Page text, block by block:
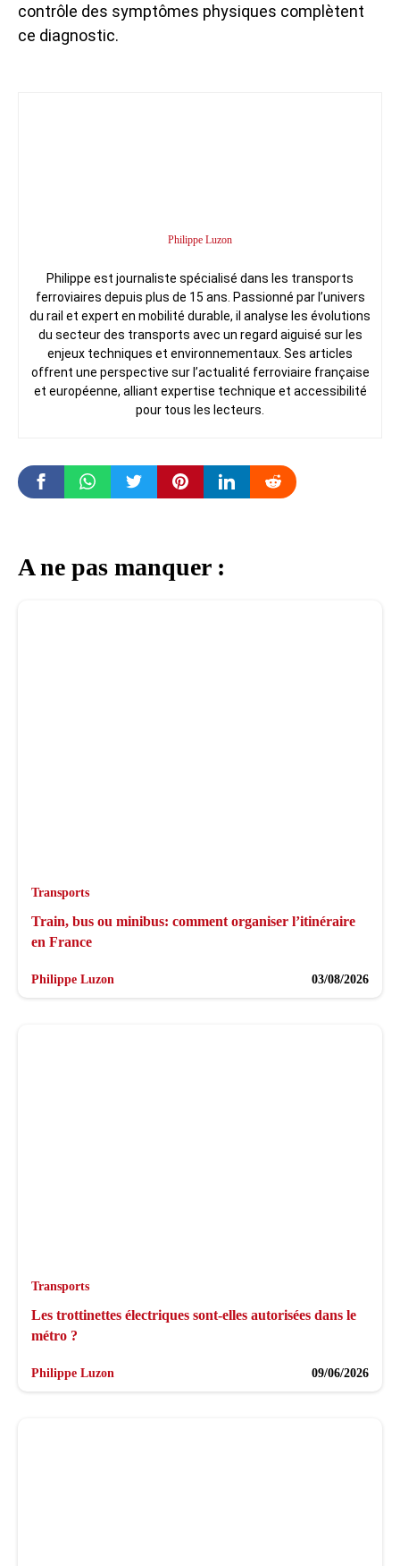
contrôle des symptômes physiques complètent
ce diagnostic.
Philippe Luzon
Philippe est journaliste spécialisé dans les transports
ferroviaires depuis plus de 15 ans. Passionné par l’univers
du rail et expert en mobilité durable, il analyse les évolutions
du secteur des transports avec un regard aiguisé sur les
enjeux techniques et environnementaux. Ses articles
offrent une perspective sur l’actualité ferroviaire française
et européenne, alliant expertise technique et accessibilité
pour tous les lecteurs.
A ne pas manquer :
Transports
Train, bus ou minibus: comment organiser l’itinéraire
en France
Philippe Luzon 03/08/2026
Transports
Les trottinettes électriques sont-elles autorisées dans le
métro ?
Philippe Luzon 09/06/2026